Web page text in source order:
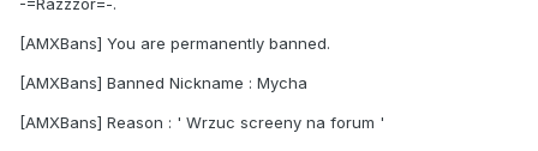
-=Razzzor=-.
[AMXBans] You are permanently banned.
[AMXBans] Banned Nickname : Mycha
[AMXBans] Reason : ' Wrzuc screeny na forum '